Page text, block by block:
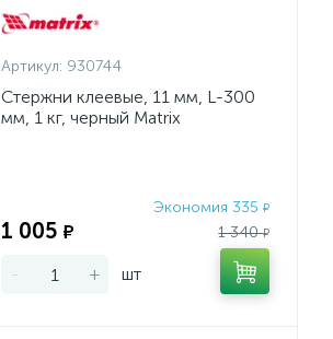
Артикул: 930744
Стержни клеевые, 11 мм, L-300
мм, 1 кг, черный Matrix
Экономия 335₽
1 005 ₽ 1 340₽
- + шт